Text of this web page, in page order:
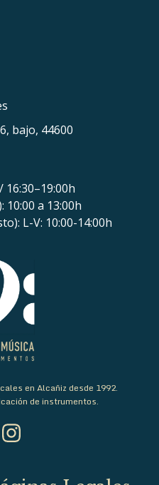
bajo, 44600
16:30–19:00h
10:00 a 13:00h
L-V: 10:00-14:00h
en Alcañiz desde 1992.
de instrumentos.